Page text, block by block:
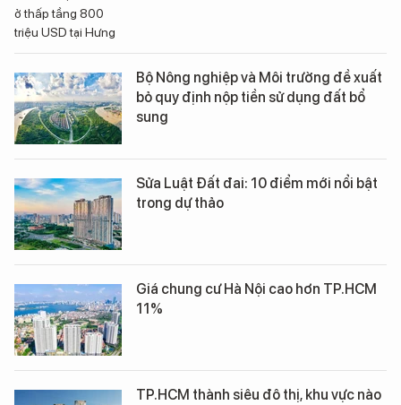
Bộ Nông nghiệp và Môi trường đề xuất
bỏ quy định nộp tiền sử dụng đất bổ
sung
Sửa Luật Đất đai: 10 điểm mới nổi bật
trong dự thảo
Giá chung cư Hà Nội cao hơn TP.HCM
11%
TP.HCM thành siêu đô thị, khu vực nào